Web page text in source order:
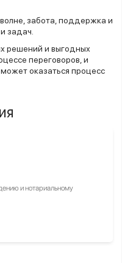
забота, поддержка и
задач.
решений и выгодных
переговоров, и
оказаться процесс
и нотариальному